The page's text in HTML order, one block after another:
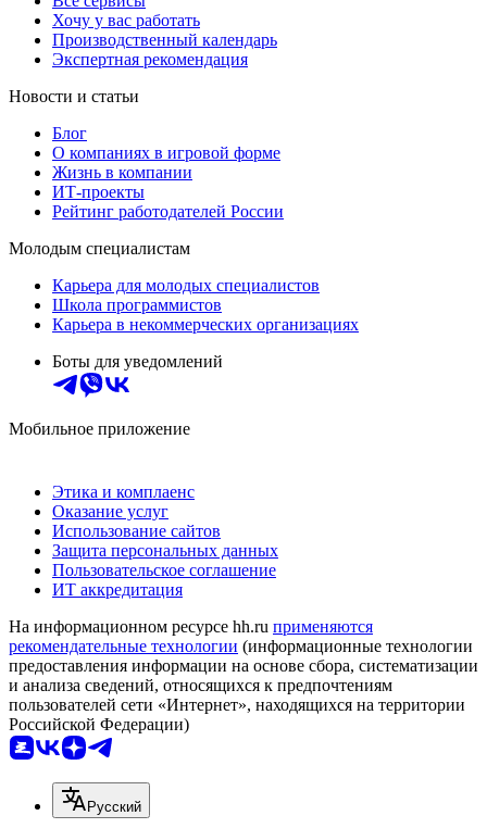
Хочу у вас работать
Производственный календарь
Экспертная рекомендация
Новости и статьи
Блог
О компаниях в игровой форме
Жизнь в компании
ИТ-проекты
Рейтинг работодателей России
Молодым специалистам
Карьера для молодых специалистов
Школа программистов
Карьера в некоммерческих организациях
Боты для уведомлений
Мобильное приложение
Этика и комплаенс
Оказание услуг
Использование сайтов
Защита персональных данных
Пользовательское соглашение
ИТ аккредитация
На информационном ресурсе hh.ru применяются
рекомендательные технологии (информационные технологии
предоставления информации на основе сбора, систематизации
и анализа сведений, относящихся к предпочтениям
пользователей сети «Интернет», находящихся на территории
Российской Федерации)
Русский